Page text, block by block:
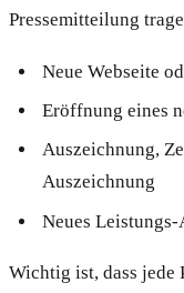
Pressemitteilung
Neue Webseite
Eröffnung eines
Auszeichnung,
Auszeichnung
Neues
Wichtig ist, dass jede